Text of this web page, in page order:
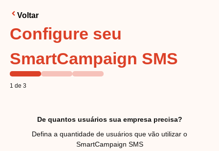
Voltar
Configure seu
SmartCampaign SMS
1 de 3
De quantos usuários sua empresa precisa?
Defina a quantidade de usuários que vão utilizar o
SmartCampaign SMS